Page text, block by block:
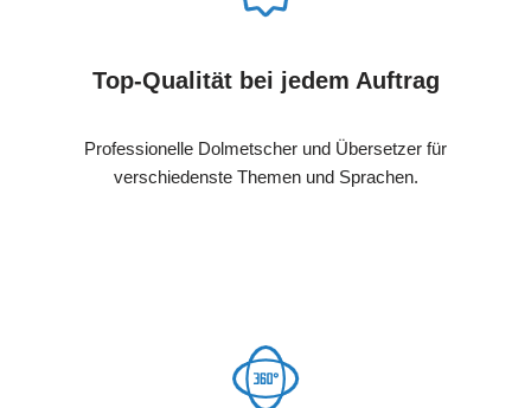
Top-Qualität bei jedem Auftrag
Professionelle Dolmetscher und Übersetzer für
verschiedenste Themen und Sprachen.